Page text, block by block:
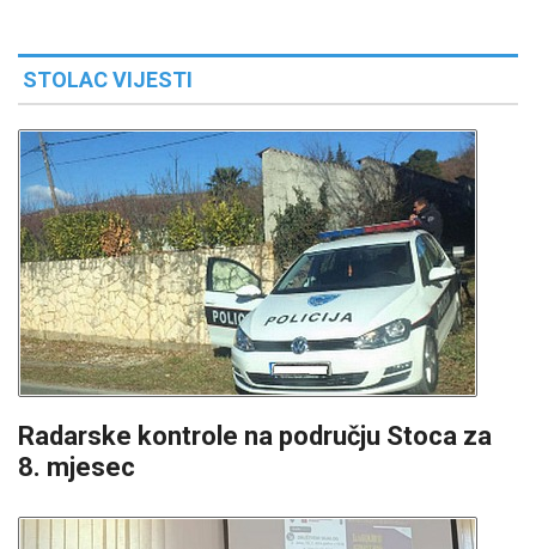
STOLAC VIJESTI
Radarske kontrole na području Stoca za
8. mjesec